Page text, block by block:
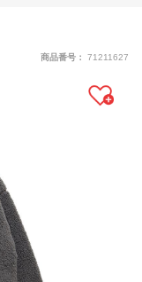
商品番号： 71211627